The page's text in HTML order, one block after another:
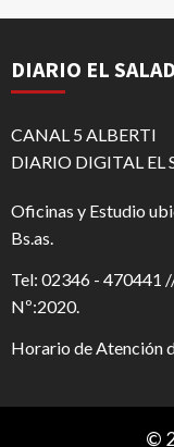
DIARIO EL
CANAL 5 ALBERTI
DIARIO DIGITAL EL
Oficinas y Estudio
Bs.as.
Tel: 02346 - 470441
Nº:2020.
Horario de Atención
©